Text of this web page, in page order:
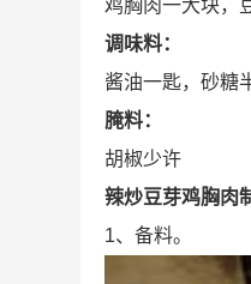
鸡胸肉一大块，
调味料：
酱油一匙，砂糖
腌料：
胡椒少许
辣炒豆芽鸡胸肉
1、备料。